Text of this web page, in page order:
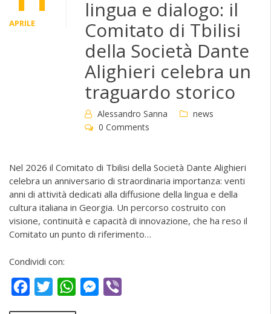
APRILE
lingua e dialogo: il
Comitato di Tbilisi
della Società Dante
Alighieri celebra un
traguardo storico
Alessandro Sanna
news
0 Comments
Nel 2026 il Comitato di Tbilisi della Società Dante Alighieri
celebra un anniversario di straordinaria importanza: venti
anni di attività dedicati alla diffusione della lingua e della
cultura italiana in Georgia. Un percorso costruito con
visione, continuità e capacità di innovazione, che ha reso il
Comitato un punto di riferimento…
Condividi con:
FacebookTwitterWhatsAppMessenger